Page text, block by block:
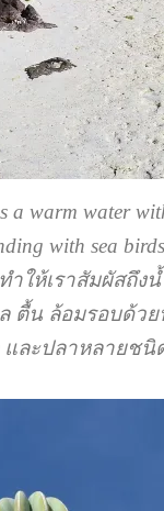
warm water
with sea
ทำให้เราสัมผัส
ตื้น ล้อมรอบด้ว
และปลาหลายชนิ